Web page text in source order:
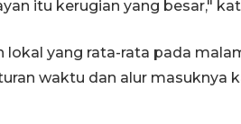
itu kerugian yang besar,"
lokal yang rata-rata pada
waktu dan alur masuknya
3-0